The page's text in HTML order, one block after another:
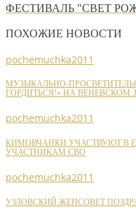
ФЕСТИВАЛЬ "СВЕТ
ПОХОЖИЕ НОВОСТИ
pochemuchka2011
МУЗЫКАЛЬНО-
ГОРДИТЬСЯ!» НА ВЕНЕВСКОМ
pochemuchka2011
КИМОВЧАНКИ УЧАСТВУЮТ В
УЧАСТНИКАМ СВО
pochemuchka2011
УЗЛОВСКИЙ ЖЕНСОВЕТ